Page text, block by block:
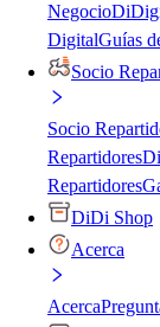
Negocio
DigitalGuías
Socio
Socio
Repartidores
Repartidores
DiDi Shop
Acerca
Acerca